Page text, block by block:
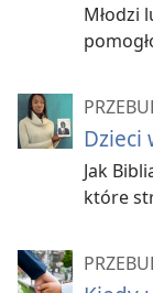
Młodzi
Dzieci
Jak
które